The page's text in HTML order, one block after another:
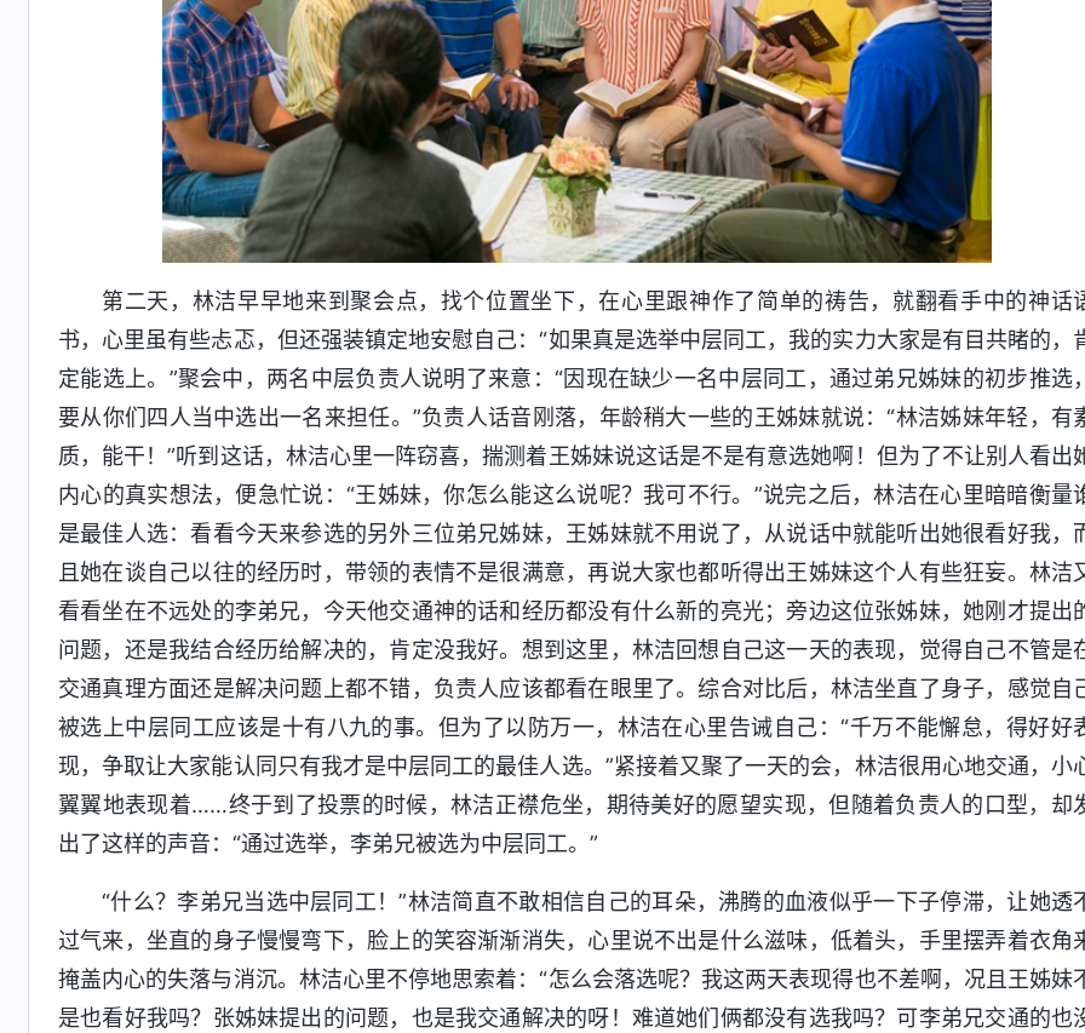
第二天，林洁早早地来到聚会点，找个位置坐下，在心里跟神作了简单的祷告，就翻看手中的神话
书，心里虽有些忐忑，但还强装镇定地安慰自己：“如果真是选举中层同工，我的实力大家是有目共睹的，
定能选上。”聚会中，两名中层负责人说明了来意：“因现在缺少一名中层同工，通过弟兄姊妹的初步推选，
要从你们四人当中选出一名来担任。”负责人话音刚落，年龄稍大一些的王姊妹就说：“林洁姊妹年轻，有
质，能干！”听到这话，林洁心里一阵窃喜，揣测着王姊妹说这话是不是有意选她啊！但为了不让别人看出
内心的真实想法，便急忙说：“王姊妹，你怎么能这么说呢？我可不行。”说完之后，林洁在心里暗暗衡量
是最佳人选：看看今天来参选的另外三位弟兄姊妹，王姊妹就不用说了，从说话中就能听出她很看好我，
且她在谈自己以往的经历时，带领的表情不是很满意，再说大家也都听得出王姊妹这个人有些狂妄。林洁
看看坐在不远处的李弟兄，今天他交通神的话和经历都没有什么新的亮光；旁边这位张姊妹，她刚才提出
问题，还是我结合经历给解决的，肯定没我好。想到这里，林洁回想自己这一天的表现，觉得自己不管是
交通真理方面还是解决问题上都不错，负责人应该都看在眼里了。综合对比后，林洁坐直了身子，感觉自
被选上中层同工应该是十有八九的事。但为了以防万一，林洁在心里告诫自己：“千万不能懈怠，得好好
现，争取让大家能认同只有我才是中层同工的最佳人选。”紧接着又聚了一天的会，林洁很用心地交通，小
翼翼地表现着……终于到了投票的时候，林洁正襟危坐，期待美好的愿望实现，但随着负责人的口型，却
出了这样的声音：“通过选举，李弟兄被选为中层同工。”
“什么？李弟兄当选中层同工！”林洁简直不敢相信自己的耳朵，沸腾的血液似乎一下子停滞，让她透
过气来，坐直的身子慢慢弯下，脸上的笑容渐渐消失，心里说不出是什么滋味，低着头，手里摆弄着衣角
掩盖内心的失落与消沉。林洁心里不停地思索着：“怎么会落选呢？我这两天表现得也不差啊，况且王姊妹
是也看好我吗？张姊妹提出的问题，也是我交通解决的呀！难道她们俩都没有选我吗？可李弟兄交通的也